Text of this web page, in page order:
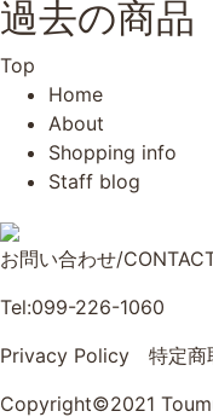
過去の商品
Top
Home
About
Shopping info
Staff blog
お問い合わせ/
Tel:099-226-1060
Privacy Policy
特定商
Copyright©2021